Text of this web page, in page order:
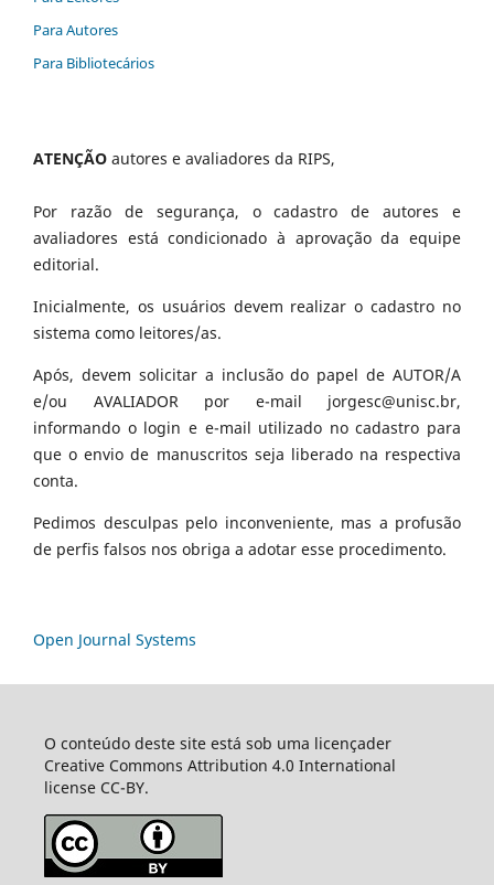
Para Autores
Para Bibliotecários
ATENÇÃO autores e avaliadores da RIPS,
Por razão de segurança, o cadastro de autores e
avaliadores está condicionado à aprovação da equipe
editorial.
Inicialmente, os usuários devem realizar o cadastro no
sistema como leitores/as.
Após, devem solicitar a inclusão do papel de AUTOR/A
e/ou AVALIADOR por e-mail jorgesc@unisc.br,
informando o login e e-mail utilizado no cadastro para
que o envio de manuscritos seja liberado na respectiva
conta.
Pedimos desculpas pelo inconveniente, mas a profusão
de perfis falsos nos obriga a adotar esse procedimento.
Open Journal Systems
O conteúdo deste site está sob uma licençader
Creative Commons Attribution 4.0 International
license CC-BY.